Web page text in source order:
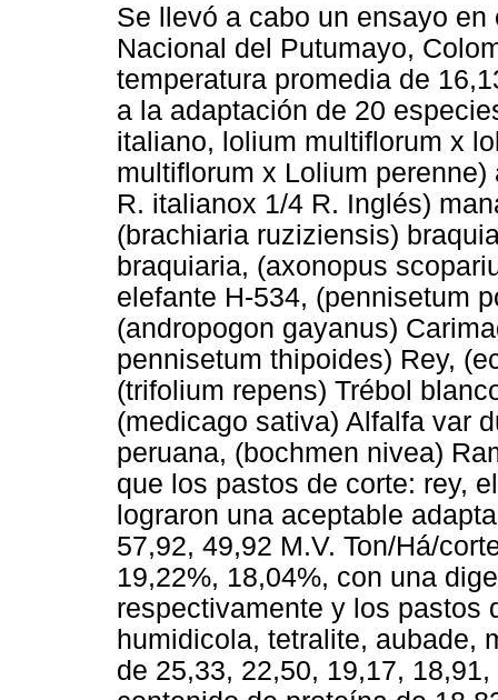
Se llevó a cabo un ensayo
Nacional del Putumayo,
temperatura promedia de
a la adaptación de 20
italiano, lolium multiflorum x
multiflorum x Lolium
R. italianox 1/4 R. Inglés)
(brachiaria ruziziensis)
braquiaria, (axonopus
elefante H-534, (pennisetum
(andropogon gayanus)
pennisetum thipoides) Rey,
(trifolium repens) Trébol
(medicago sativa) Alfalfa var
peruana, (bochmen nivea)
que los pastos de corte: rey,
lograron una aceptable
57,92, 49,92 M.V. Ton/Há/
19,22%, 18,04%, con una
respectivamente y los pastos
humidicola, tetralite, aubade,
de 25,33, 22,50, 19,17,